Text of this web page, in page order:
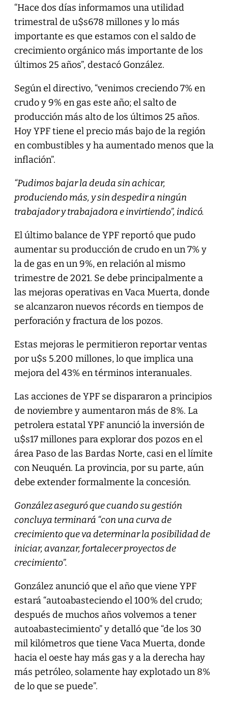
“Hace dos días informamos una utilidad
trimestral de u$s678 millones y lo más
importante es que estamos con el saldo de
crecimiento orgánico más importante de los
últimos 25 años”, destacó González.
Según el directivo, “venimos creciendo 7% en
crudo y 9% en gas este año; el salto de
producción más alto de los últimos 25 años.
Hoy YPF tiene el precio más bajo de la región
en combustibles y ha aumentado menos que la
inflación”.
“Pudimos bajar la deuda sin achicar,
produciendo más, y sin despedir a ningún
trabajador y trabajadora e invirtiendo”, indicó.
El último balance de YPF reportó que pudo
aumentar su producción de crudo en un 7% y
la de gas en un 9%, en relación al mismo
trimestre de 2021. Se debe principalmente a
las mejoras operativas en Vaca Muerta, donde
se alcanzaron nuevos récords en tiempos de
perforación y fractura de los pozos.
Estas mejoras le permitieron reportar ventas
por u$s 5.200 millones, lo que implica una
mejora del 43% en términos interanuales.
Las acciones de YPF se dispararon a principios
de noviembre y aumentaron más de 8%. La
petrolera estatal YPF anunció la inversión de
u$s17 millones para explorar dos pozos en el
área Paso de las Bardas Norte, casi en el límite
con Neuquén. La provincia, por su parte, aún
debe extender formalmente la concesión.
González aseguró que cuando su gestión
concluya terminará “con una curva de
crecimiento que va determinar la posibilidad de
iniciar, avanzar, fortalecer proyectos de
crecimiento”.
González anunció que el año que viene YPF
estará “autoabasteciendo el 100% del crudo;
después de muchos años volvemos a tener
autoabastecimiento” y detalló que “de los 30
mil kilómetros que tiene Vaca Muerta, donde
hacia el oeste hay más gas y a la derecha hay
más petróleo, solamente hay explotado un 8%
de lo que se puede”.